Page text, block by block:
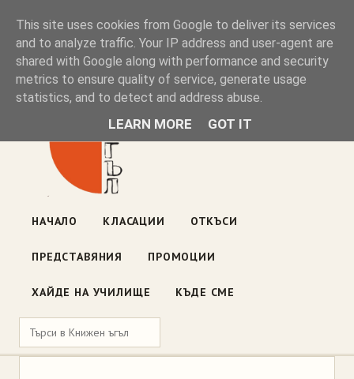
Книжен ъгъл
Блог на книжарницата — класации, откъси, нови книги
ул. „Оборище" 117, София· пон–пет 10:00–19:00 ·
НАЧАЛО КЛАСАЦИИ ОТКЪСИ
ПРЕДСТАВЯНИЯ ПРОМОЦИИ
ХАЙДЕ НА УЧИЛИЩЕ КЪДЕ СМЕ
This site uses cookies from Google to deliver its services
and to analyze traffic. Your IP address and user-agent are
shared with Google along with performance and security
metrics to ensure quality of service, generate usage
statistics, and to detect and address abuse.
LEARN MORE GOT IT